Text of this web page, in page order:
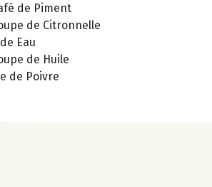
de Piment
de Citronnelle
Eau
de Huile
de Poivre